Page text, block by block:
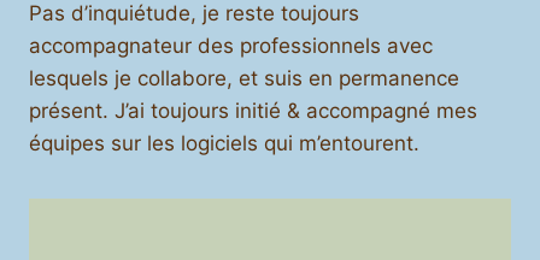
Pas d’inquiétude, je reste toujours
accompagnateur des professionnels avec
lesquels je collabore, et suis en permanence
présent. J’ai toujours initié & accompagné mes
équipes sur les logiciels qui m’entourent.